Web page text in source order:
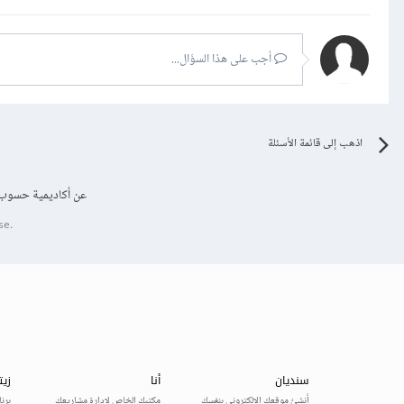
أجب على هذا السؤال...
اذهب إلى قائمة الأسئلة
عن أكاديمية